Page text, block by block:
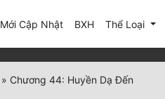
Mới Cập Nhật(current)
BXH Thể Loại
» Chương 44: Huyền Dạ Đến